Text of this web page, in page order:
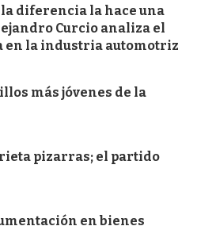
la diferencia la hace una
Curcio analiza el
en la industria automotriz
más jóvenes de la
pizarras; el partido
en bienes